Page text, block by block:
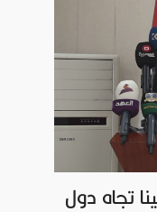
تجاه دول